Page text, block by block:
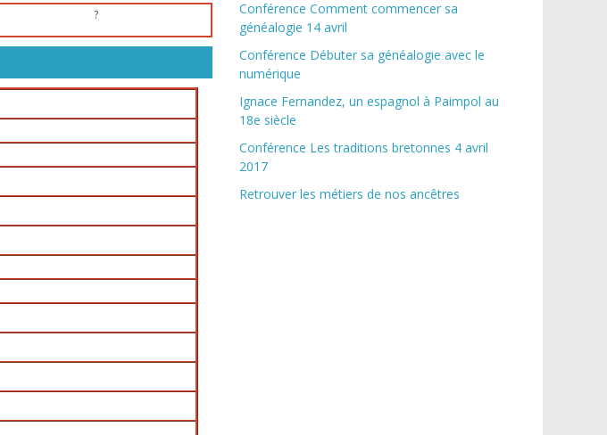
?
Conférence Comment commencer sa
généalogie 14 avril
Conférence Débuter sa généalogie avec le
numérique
Ignace Fernandez, un espagnol à Paimpol au
18e siècle
Conférence Les traditions bretonnes 4 avril
2017
Retrouver les métiers de nos ancêtres